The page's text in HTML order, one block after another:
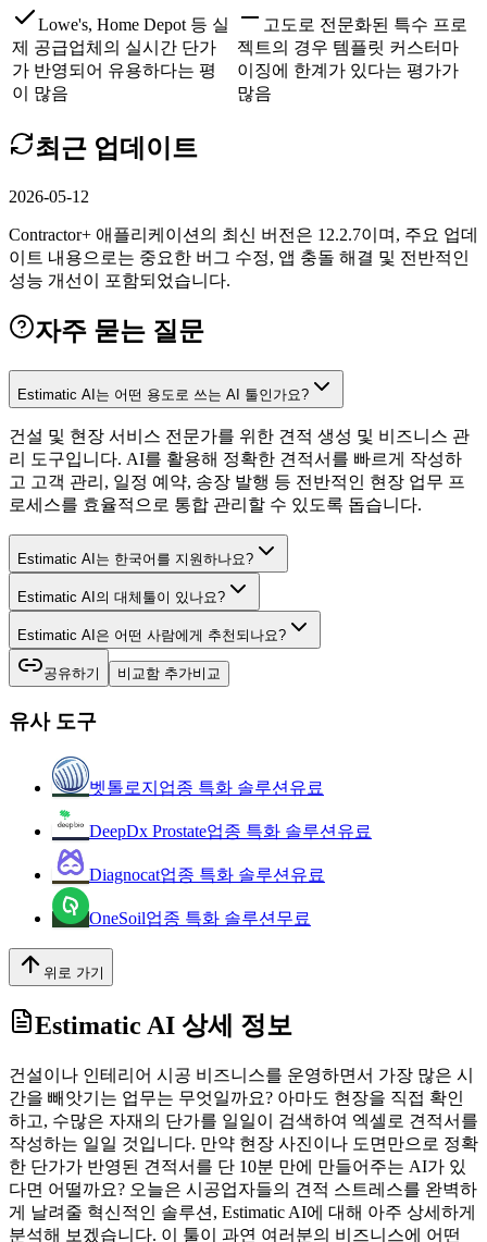
Lowe's, Home Depot 등 실
제 공급업체의 실시간 단가
가 반영되어 유용하다는 평
이 많음
고도로 전문화된 특수 프로
젝트의 경우 템플릿 커스터마
이징에 한계가 있다는 평가가
많음
최근 업데이트
2026-05-12
Contractor+ 애플리케이션의 최신 버전은 12.2.7이며, 주요 업데
이트 내용으로는 중요한 버그 수정, 앱 충돌 해결 및 전반적인
성능 개선이 포함되었습니다.
자주 묻는 질문
Estimatic AI는 어떤 용도로 쓰는 AI 툴인가요?
건설 및 현장 서비스 전문가를 위한 견적 생성 및 비즈니스 관
리 도구입니다. AI를 활용해 정확한 견적서를 빠르게 작성하
고 고객 관리, 일정 예약, 송장 발행 등 전반적인 현장 업무 프
로세스를 효율적으로 통합 관리할 수 있도록 돕습니다.
Estimatic AI는 한국어를 지원하나요?
Estimatic AI의 대체툴이 있나요?
Estimatic AI은 어떤 사람에게 추천되나요?
공유하기 비교함 추가비교
유사 도구
벳톨로지 업종 특화 솔루션 유료
DeepDx Prostate업종 특화 솔루션 유료
Diagnocat업종 특화 솔루션 유료
OneSoil업종 특화 솔루션 무료
위로 가기
Estimatic AI 상세 정보
건설이나 인테리어 시공 비즈니스를 운영하면서 가장 많은 시
간을 빼앗기는 업무는 무엇일까요? 아마도 현장을 직접 확인
하고, 수많은 자재의 단가를 일일이 검색하여 엑셀로 견적서를
작성하는 일일 것입니다. 만약 현장 사진이나 도면만으로 정확
한 단가가 반영된 견적서를 단 10분 만에 만들어주는 AI가 있
다면 어떨까요? 오늘은 시공업자들의 견적 스트레스를 완벽하
게 날려줄 혁신적인 솔루션, Estimatic AI에 대해 아주 상세하게
분석해 보겠습니다. 이 툴이 과연 여러분의 비즈니스에 어떤